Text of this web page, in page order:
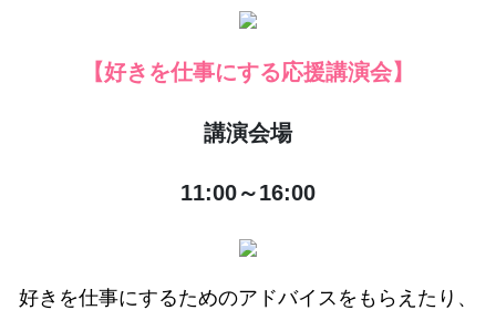
【好きを仕事にする応援講演会】
講演会場
11:00～16:00
好きを仕事にするためのアドバイスをもらえたり、